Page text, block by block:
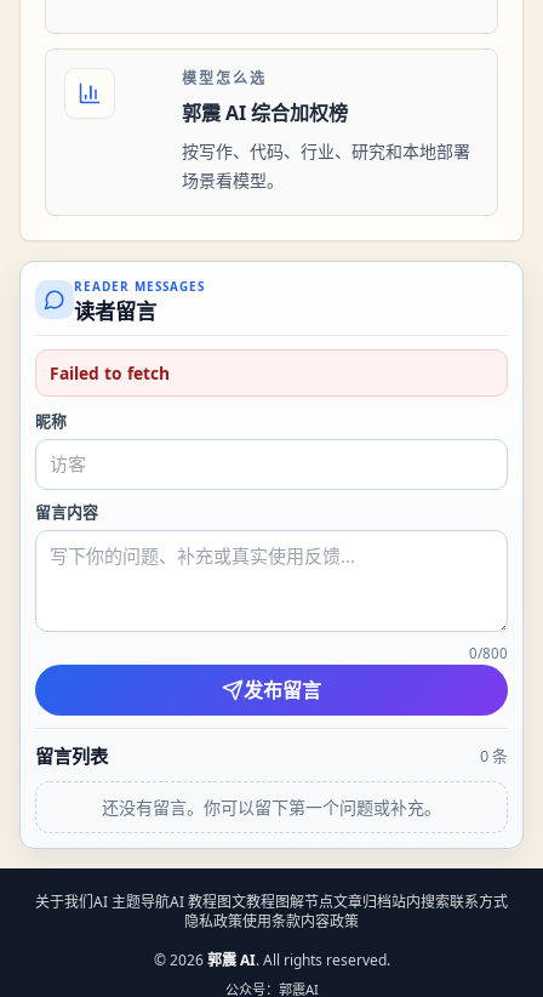
模型怎么选
郭震 AI 综合加权榜
按写作、代码、行业、研究和本地部署
场景看模型。
READER MESSAGES
读者留言
Failed to fetch
昵称
留言内容
0/800
发布留言
留言列表 0条
还没有留言。你可以留下第一个问题或补充。
关于我们AI 主题导航AI 教程图文教程图解节点文章归档站内搜索联系方式
隐私政策使用条款内容政策
©2026 郭震 AI. All rights reserved.
公众号：郭震AI